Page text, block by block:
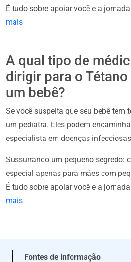
É tudo sobre apoiar você e a
mais
A qual tipo de
dirigir para o Tétano
um bebê?
Se você suspeita que seu bebê tem
um pediatra. Eles podem
especialista em doenças
Sussurrando um pequeno segredo:
especial apenas para mães com
É tudo sobre apoiar você e a
mais
Fontes de informação